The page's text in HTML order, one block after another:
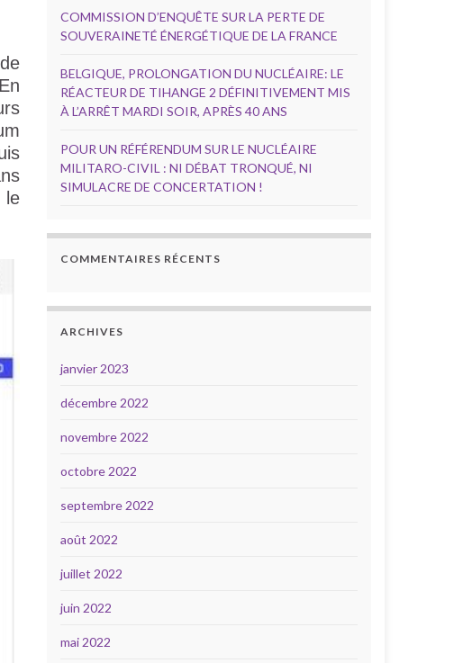
le
COMMISSION D’ENQUÊTE SUR LA PERTE DE
SOUVERAINETÉ ÉNERGÉTIQUE DE LA FRANCE
BELGIQUE, PROLONGATION DU NUCLÉAIRE: LE
RÉACTEUR DE TIHANGE 2 DÉFINITIVEMENT MIS
À L’ARRÊT MARDI SOIR, APRÈS 40 ANS
POUR UN RÉFÉRENDUM SUR LE NUCLÉAIRE
MILITARO-CIVIL : NI DÉBAT TRONQUÉ, NI
SIMULACRE DE CONCERTATION !
COMMENTAIRES RÉCENTS
ARCHIVES
janvier 2023
décembre 2022
novembre 2022
octobre 2022
septembre 2022
août 2022
juillet 2022
juin 2022
mai 2022